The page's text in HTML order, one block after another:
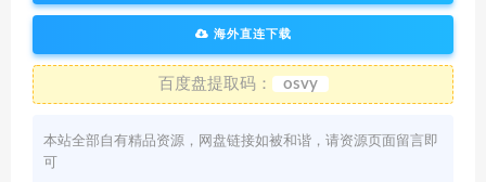
海外直连下载
百度盘提取码： osvy
本站全部自有精品资源，网盘链接如被和谐，请资源页面留言即
可